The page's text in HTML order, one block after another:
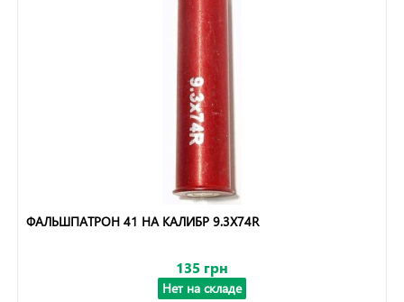
ФАЛЬШПАТРОН 41 НА КАЛИБР 9.3X74R
135 грн
Нет на складе